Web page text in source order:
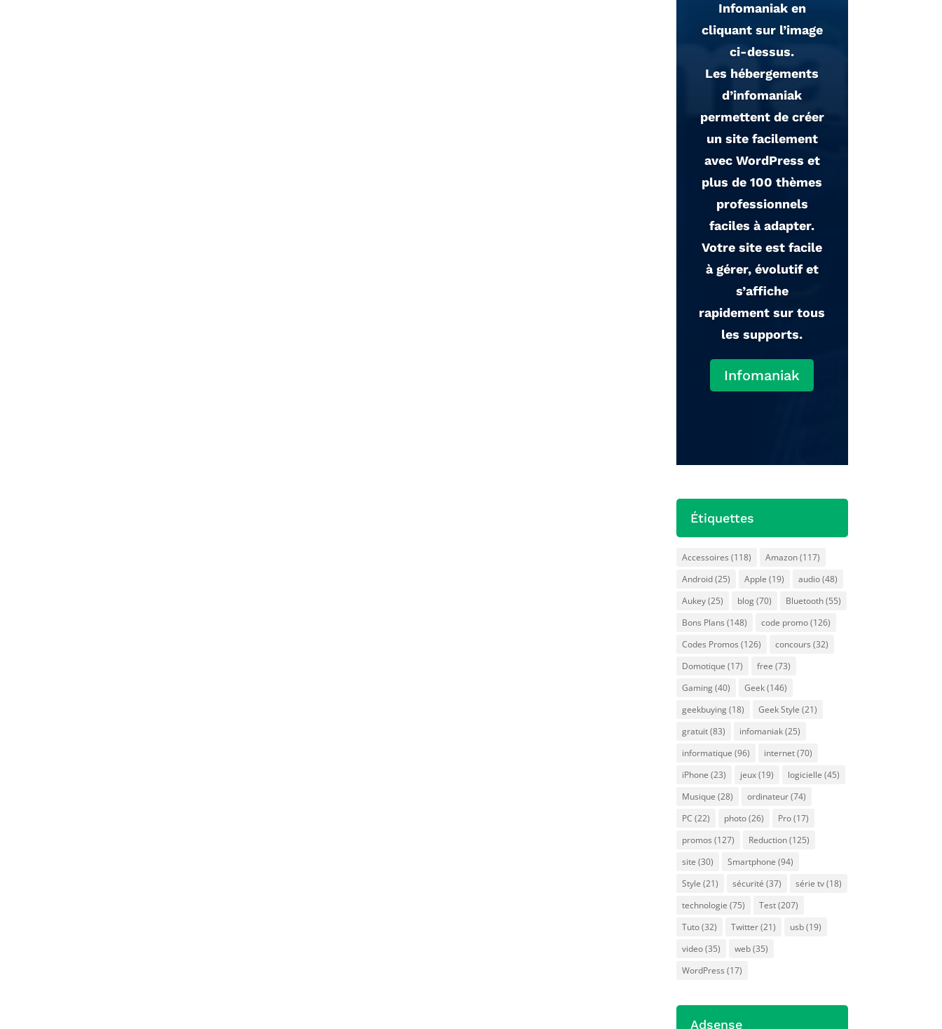
Infomaniak en
cliquant sur l’image
ci-dessus.
Les hébergements
d’infomaniak
permettent de créer
un site facilement
avec WordPress et
plus de 100 thèmes
professionnels
faciles à adapter.
Votre site est facile
à gérer, évolutif et
s’affiche
rapidement sur tous
les supports.
Infomaniak
NordVPN est un
réseau virtuel privé,
proposant un
ensemble
d’excellentes
fonctionnalités
intégrées à un client
astucieux qui
sécurise vos
activités en
ligne. Serveurs
rapides (5200+),
torrent/P2P
autorisé, fonctionne
avec Netflix,
faciles à utiliser,
double chiffrage des
Étiquettes
Accessoires (118) Amazon(117)
Android(25) Apple (19) audio(48)
Aukey(25) blog(70) Bluetooth(55)
Bons Plans (148) code promo(126)
Codes Promos (126) concours (32)
Domotique (17) free (73)
Gaming(40) Geek(146)
geekbuying(18) Geek Style (21)
gratuit(83) infomaniak(25)
informatique (96) internet(70)
iPhone (23) jeux(19) logicielle (45)
Musique (28) ordinateur(74)
PC (22) photo(26) Pro(17)
promos (127) Reduction(125)
site (30) Smartphone (94)
Style (21) sécurité (37) série tv(18)
technologie (75) Test(207)
Tuto(32) Twitter(21) usb(19)
video(35) web(35)
WordPress (17)
Adsense